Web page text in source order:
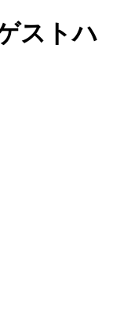
ストハ